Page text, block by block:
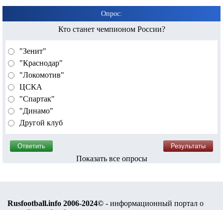
Опрос:
Кто станет чемпионом России?
"Зенит"
"Краснодар"
"Локомотив"
ЦСКА
"Спартак"
"Динамо"
Другой клуб
Показать все опросы
Rusfootball.info 2006-2024© - информационный портал о